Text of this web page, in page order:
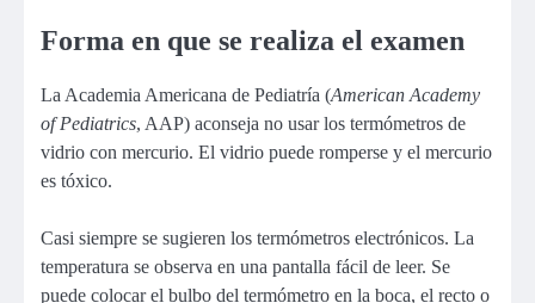
Forma en que se realiza el examen
La Academia Americana de Pediatría (American Academy
of Pediatrics, AAP) aconseja no usar los termómetros de
vidrio con mercurio. El vidrio puede romperse y el mercurio
es tóxico.
Casi siempre se sugieren los termómetros electrónicos. La
temperatura se observa en una pantalla fácil de leer. Se
puede colocar el bulbo del termómetro en la boca, el recto o